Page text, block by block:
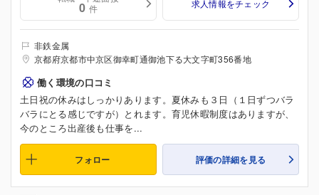
0 件 求人情報をチェック
非鉄金属
京都府京都市中京区御幸町通御池下る大文字町356番地
働く環境の口コミ
土日祝の休みはしっかりあります。夏休みも３日（１日ずつバラ
バラにとる感じですが）とれます。育児休暇制度はありますが、
今のところ出産後も仕事を...
フォロー 評価の詳細を見る